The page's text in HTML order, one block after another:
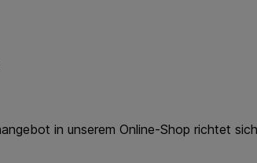
in unserem Online-Shop richtet sich